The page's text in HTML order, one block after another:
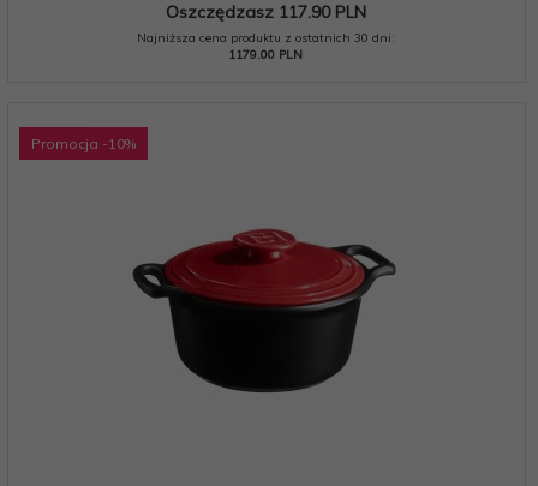
Oszczędzasz 117.90 PLN
Najniższa cena produktu z ostatnich 30 dni:
1179.00 PLN
Promocja -10%